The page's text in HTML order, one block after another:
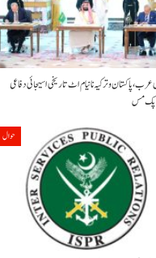
پاکستان و ترکیہ نا نیام اٹ تاریخی اسیجائی دفاعی
پک مس
حوال